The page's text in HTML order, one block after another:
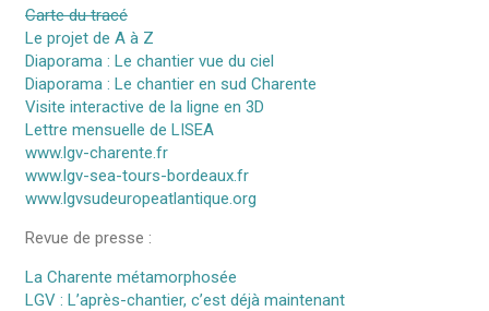
Carte du tracé
Le projet de A à Z
Diaporama : Le chantier vue du ciel
Diaporama : Le chantier en sud Charente
Visite interactive de la ligne en 3D
Lettre mensuelle de LISEA
www.lgv-charente.fr
www.lgv-sea-tours-bordeaux.fr
www.lgvsudeuropeatlantique.org
Revue de presse :
La Charente métamorphosée
LGV : L’après-chantier, c’est déjà maintenant